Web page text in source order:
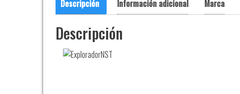
Descripción Información adicional Marca
Descripción